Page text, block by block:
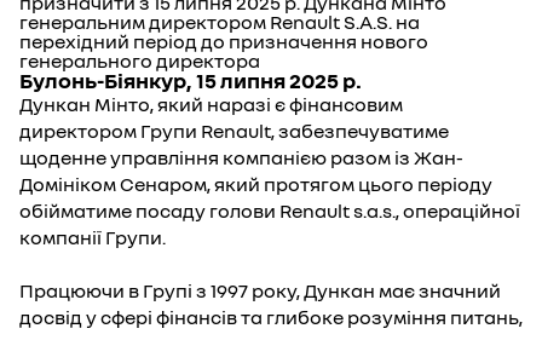
генеральним директором Renault S.A.S. на
перехідний період до призначення нового
генерального директора
Булонь-Біянкур, 15 липня 2025 р.
Дункан Мінто, який наразі є фінансовим
директором Групи Renault, забезпечуватиме
щоденне управління компанією разом із Жан-
Домініком Сенаром, який протягом цього періоду
обійматиме посаду голови Renault s.a.s., операційної
компанії Групи.
Працюючи в Групі з 1997 року, Дункан має значний
досвід у сфері фінансів та глибоке розуміння питань,